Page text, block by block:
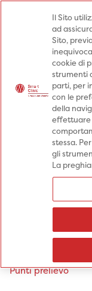
Prenota una
Prenota una visita
Specialità
Prestazioni
Patologie
Informazioni
Punti prelievo
Il Sito
ad
Sito,
cookie di
strumenti
parti, per
con le
della
effettuare
stessa.
gli
La